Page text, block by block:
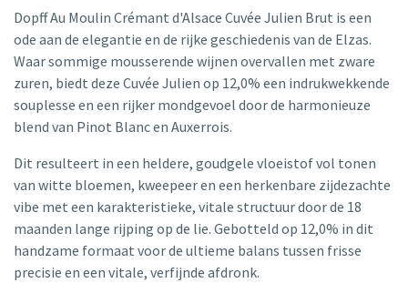
Dopff Au Moulin Crémant d'Alsace Cuvée Julien Brut is een
ode aan de elegantie en de rijke geschiedenis van de Elzas.
Waar sommige mousserende wijnen overvallen met zware
zuren, biedt deze Cuvée Julien op 12,0% een indrukwekkende
souplesse en een rijker mondgevoel door de harmonieuze
blend van Pinot Blanc en Auxerrois.
Dit resulteert in een heldere, goudgele vloeistof vol tonen
van witte bloemen, kweepeer en een herkenbare zijdezachte
vibe met een karakteristieke, vitale structuur door de 18
maanden lange rijping op de lie. Gebotteld op 12,0% in dit
handzame formaat voor de ultieme balans tussen frisse
precisie en een vitale, verfijnde afdronk.